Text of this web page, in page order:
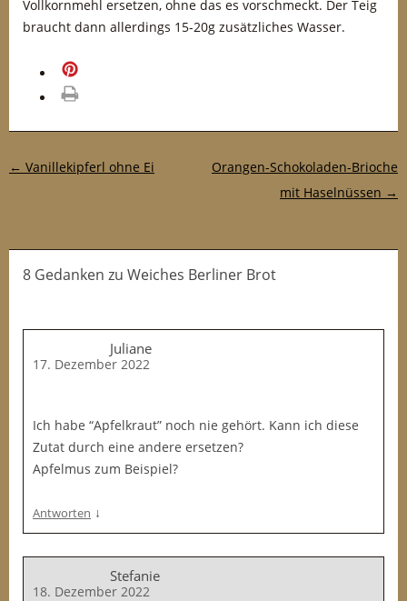
Vollkornmehl ersetzen, ohne das es vorschmeckt. Der Teig
braucht dann allerdings 15-20g zusätzliches Wasser.
Post-Navigation
← Vanillekipferl ohne Ei
Orangen-Schokoladen-Brioche
mit Haselnüssen →
8 Gedanken zu Weiches Berliner Brot
Juliane
17. Dezember 2022
Ich habe “Apfelkraut” noch nie gehört. Kann ich diese
Zutat durch eine andere ersetzen?
Apfelmus zum Beispiel?
Antworten ↓
Stefanie
18. Dezember 2022